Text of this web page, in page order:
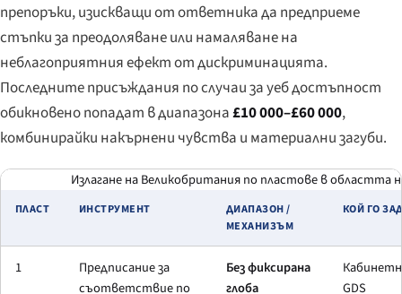
препоръки, изискващи от ответника да предприеме
стъпки за преодоляване или намаляване на
неблагоприятния ефект от дискриминацията.
Последните присъждания по случаи за уеб достъпност
обикновено попадат в диапазона£10 000–£60 000,
комбинирайки накърнени чувства и материални загуби.
Излагане на Великобритания по пластове в областта
ПЛАСТ ИНСТРУМЕНТ
ДИАПАЗОН /
МЕХАНИЗЪМ
КОЙ ГО
1
Предписание за
съответствие по
Без фиксирана
глоба
GDS